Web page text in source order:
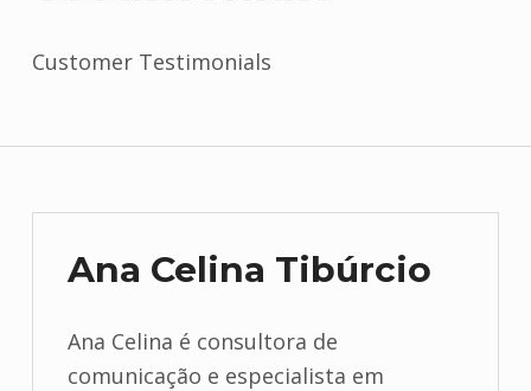
Customer Testimonials
Ana Celina Tibúrcio
Ana Celina é consultora de
comunicação e especialista em